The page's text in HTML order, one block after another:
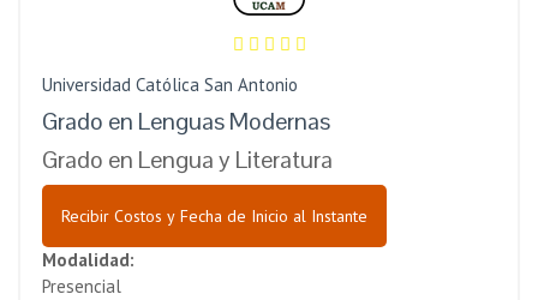
Universidad Católica San Antonio
Grado en Lenguas Modernas
Grado en Lengua y Literatura
Recibir Costos y Fecha de Inicio al Instante
Modalidad:
Presencial